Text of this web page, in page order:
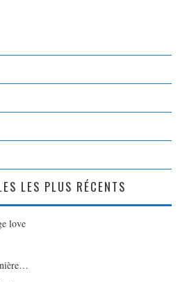
LES PLUS RÉCENTS
love